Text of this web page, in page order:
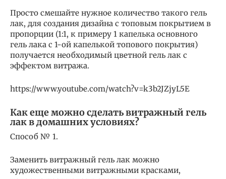
Просто смешайте нужное количество такого гель
лак, для создания дизайна с топовым покрытием в
пропорции (1:1, к примеру 1 капелька основного
гель лака с 1-ой капелькой топового покрытия)
получается необходимый цветной гель лак с
эффектом витража.
https://www.youtube.com/watch?v=k3b2JZjyL5E
Как еще можно сделать витражный гель
лак в домашних условиях?
Способ № 1.
Заменить витражный гель лак можно
художественными витражными красками,